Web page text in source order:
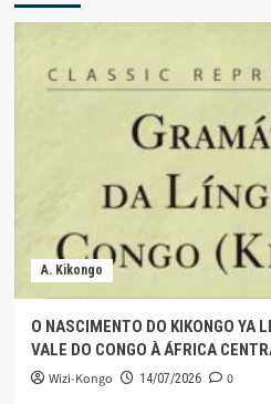
A. Kikongo
O NASCIMENTO DO KIKONGO YA
VALE DO CONGO À ÁFRICA
Wizi-Kongo 14/07/2026 0